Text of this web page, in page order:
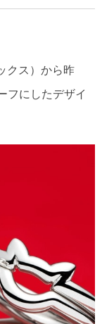
クス）から昨
フにしたデザイ